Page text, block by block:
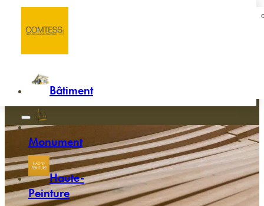
Passer au contenu principal
Bâtiment
Monument
Haute-
Peinture
Mobilier de jardin en bois